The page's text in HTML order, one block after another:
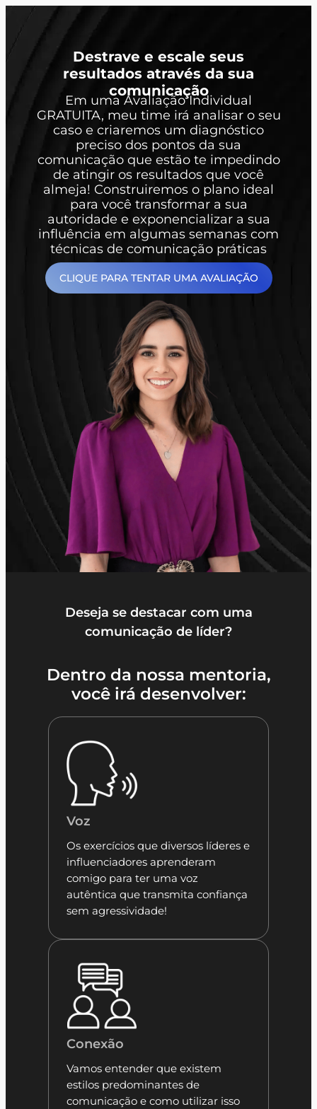
Destrave e escale seus
resultados através da sua
comunicação
Em uma Avaliação Individual
GRATUITA, meu time irá analisar o seu
caso e criaremos um diagnóstico
preciso dos pontos da sua
comunicação que estão te impedindo
de atingir os resultados que você
almeja! Construiremos o plano ideal
para você transformar a sua
autoridade e exponencializar a sua
influência em algumas semanas com
técnicas de comunicação práticas
CLIQUE PARA TENTAR UMA AVALIAÇÃO
Deseja se destacar com uma
comunicação de líder?
Dentro da nossa mentoria,
você irá desenvolver:
Voz
Os exercícios que diversos líderes e
influenciadores aprenderam
comigo para ter uma voz
autêntica que transmita confiança
sem agressividade!
Conexão
Vamos entender que existem
estilos predominantes de
comunicação e como utilizar isso